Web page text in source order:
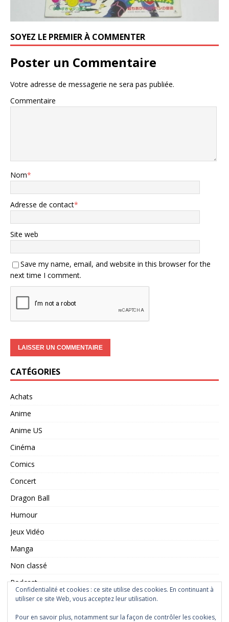
SOYEZ LE PREMIER À COMMENTER
Poster un Commentaire
Votre adresse de messagerie ne sera pas publiée.
Commentaire
Nom*
Adresse de contact*
Site web
Save my name, email, and website in this browser for the
next time I comment.
CATÉGORIES
Achats
Anime
Anime US
Cinéma
Comics
Concert
Dragon Ball
Humour
Jeux Vidéo
Manga
Non classé
Podcast
Saint Seiya
Série TV
Confidentialité et cookies : ce site utilise des cookies. En continuant à
utiliser ce site Web, vous acceptez leur utilisation.
Pour en savoir plus, notamment sur la façon de contrôler les cookies,